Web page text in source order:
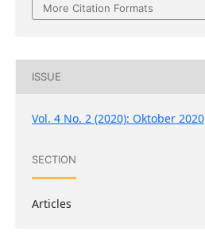
More Citation Formats
ISSUE
Vol. 4 No. 2 (2020): Oktober 2020
SECTION
Articles